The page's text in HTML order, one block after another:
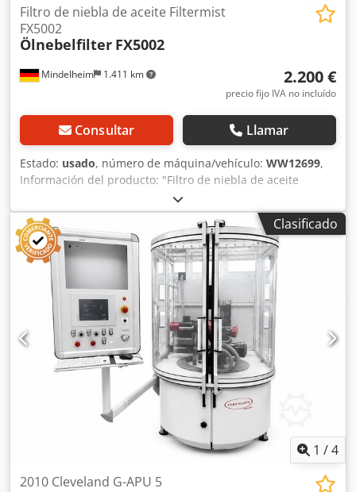
Mindelheim 1.411 km
Filtro de niebla de aceite Filtermist
FX5002
Ölnebelfilter FX5002
2.200 €
precio fijo IVA no incluído
Consultar Llamar
Estado: usado, número de máquina/vehículo: WW12699,
Información del producto: "Filtro de niebla de aceite
Filtermist FX5002" Filtro de niebla de aceite Filtermist
Tipo/Modelo: FX5002 Estado: Usado Datos técnicos Caudal
de aire: 1675 m³/h (a 50 Hz) Motor: 1,5 kW / 400 V
Dimensiones (largo x ancho x alto): aproximadamente 600
mm x 420 mm x 780 mm Peso: aproximadamente 39 kg
Dwjdpszm Itvjfx Ah Dsa ¡Artículo disponible bajo consulta!
Los gastos de transporte se indicarán en una oferta
personalizada.
Clasificado
1 /4
2010 Cleveland G-APU 5